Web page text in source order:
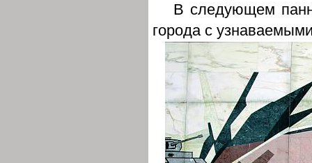
В следующем
города с